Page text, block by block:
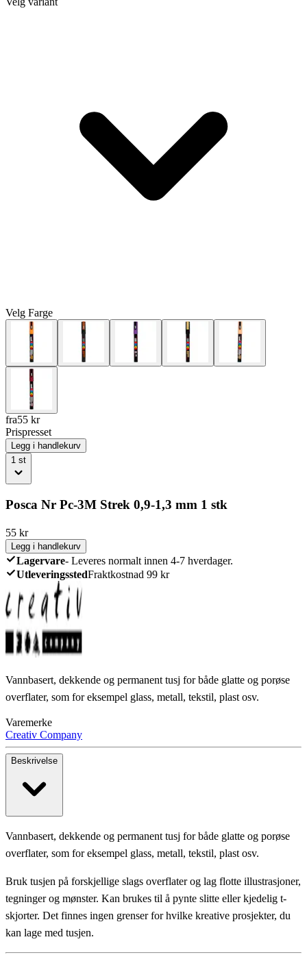
Velg Farge
fra55 kr
Prispresset
Legg i handlekurv
1 st
Posca Nr Pc-3M Strek 0,9-1,3 mm 1 stk
55 kr
Legg i handlekurv
Lagervare- Leveres normalt innen 4-7 hverdager.
UtleveringsstedFraktkostnad 99 kr
Vannbasert, dekkende og permanent tusj for både glatte og porøse
overflater, som for eksempel glass, metall, tekstil, plast osv.
Varemerke
Creativ Company
Beskrivelse
Vannbasert, dekkende og permanent tusj for både glatte og porøse
overflater, som for eksempel glass, metall, tekstil, plast osv.
Bruk tusjen på forskjellige slags overflater og lag flotte illustrasjoner,
tegninger og mønster. Kan brukes til å pynte slitte eller kjedelig t-
skjorter. Det finnes ingen grenser for hvilke kreative prosjekter, du
kan lage med tusjen.